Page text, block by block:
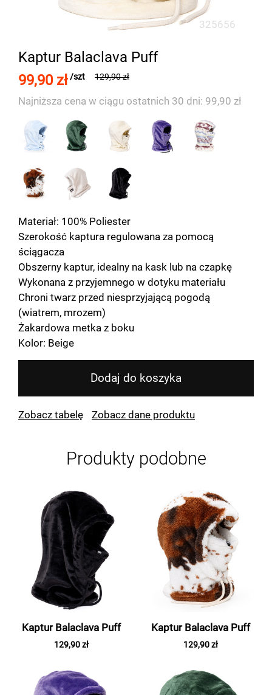
Kaptur Balaclava Puff
325656
99,90 zł /szt 129,90 zł
Najniższa cena w ciągu ostatnich 30 dni: 99,90 zł
Materiał: 100% Poliester
Szerokość kaptura regulowana za pomocą
ściągacza
Obszerny kaptur, idealny na kask lub na czapkę
Wykonana z przyjemnego w dotyku materiału
Chroni twarz przed niesprzyjającą pogodą
(wiatrem, mrozem)
Żakardowa metka z boku
Kolor: Beige
Dodaj do koszyka
Zobacz tabelę Zobacz dane produktu
Produkty podobne
Kaptur Balaclava Puff
129,90 zł
Kaptur Balaclava Puff
129,90 zł